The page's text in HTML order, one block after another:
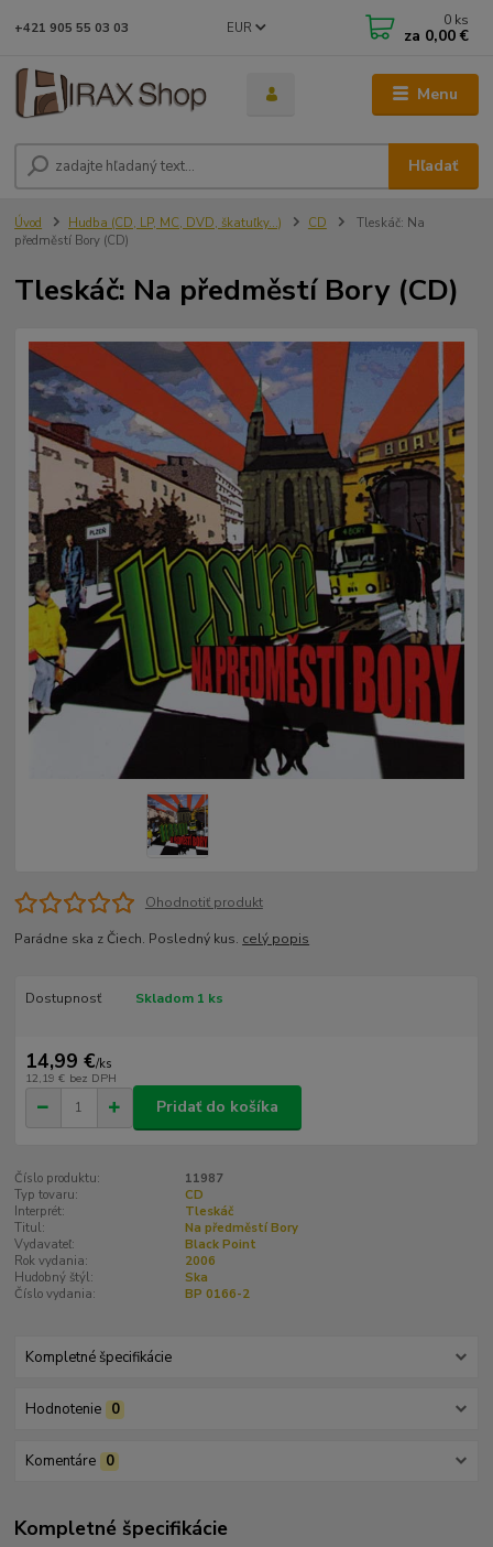
Menu
EUR
Hľadať
+421 905 55 03 03 0 ks
za 0,00 €
Úvod Hudba (CD, LP, MC, DVD, škatuľky...) CD
Tleskáč: Na
předměstí Bory (CD)
Tleskáč: Na předměstí Bory (CD)
Ohodnotiť produkt
Parádne ska z Čiech. Posledný kus. celý popis
Dostupnosť Skladom 1 ks
14,99 €/ks
12,19 € bez DPH
Pridať do košíka
Číslo produktu:
11987
Typ tovaru:
CD
Interprét:
Tleskáč
Titul:
Na předměstí Bory
Vydavateľ:
Black Point
Rok vydania:
2006
Hudobný štýl:
Ska
Číslo vydania:
BP 0166-2
Kompletné špecifikácie
Hodnotenie 0
Komentáre 0
Kompletné špecifikácie